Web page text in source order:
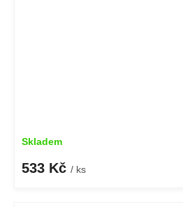
Skladem
533 Kč / ks